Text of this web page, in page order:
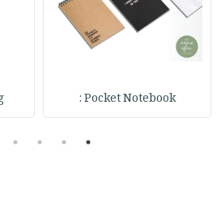
Pocket Notebook :
1
2
3
4